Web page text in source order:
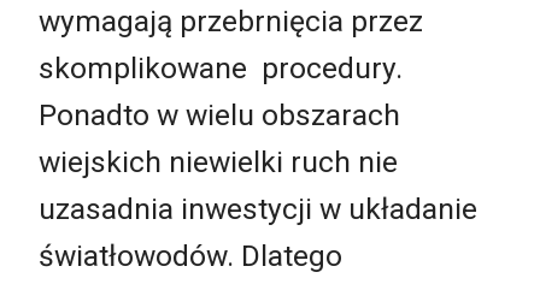
wymagają przebrnięcia przez
skomplikowane procedury.
Ponadto w wielu obszarach
wiejskich niewielki ruch nie
uzasadnia inwestycji w układanie
światłowodów. Dlatego